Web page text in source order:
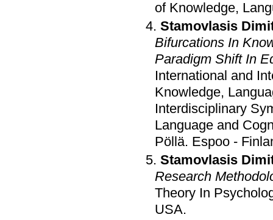
Stamovlasis
Bifurcations In
Paradigm Shift In
International and
Knowledge,
Interdisciplinary
Language and
Pöllä. Espoo -
Stamovlasis
Research
Theory In
USA.